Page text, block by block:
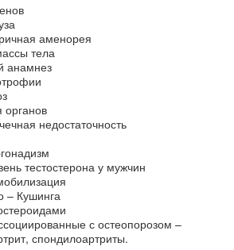
аменорея
тела
анамнез
органов
недостаточность
тестостерона у мужчин
– Кушинга
с остеопорозом –
спондилоартриты.